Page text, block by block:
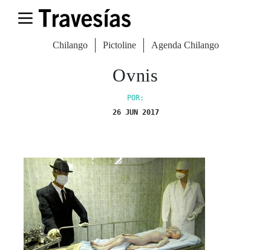
Chilango Pictoline Agenda Chilango
Ovnis
POR:
26 JUN 2017